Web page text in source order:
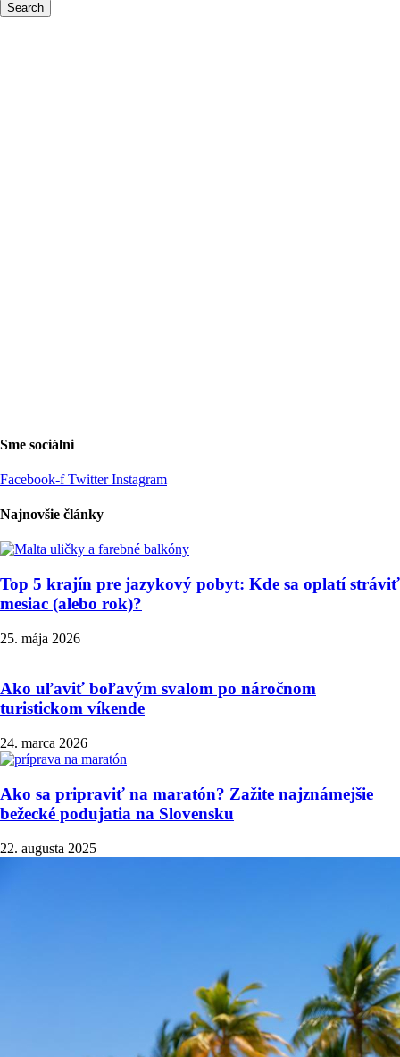
Search
Sme sociálni
Facebook-f Twitter Instagram
Najnovšie články
Top 5 krajín pre jazykový pobyt: Kde sa oplatí stráviť
mesiac (alebo rok)?
25. mája 2026
Ako uľaviť boľavým svalom po náročnom
turistickom víkende
24. marca 2026
Ako sa pripraviť na maratón? Zažite najznámejšie
bežecké podujatia na Slovensku
22. augusta 2025